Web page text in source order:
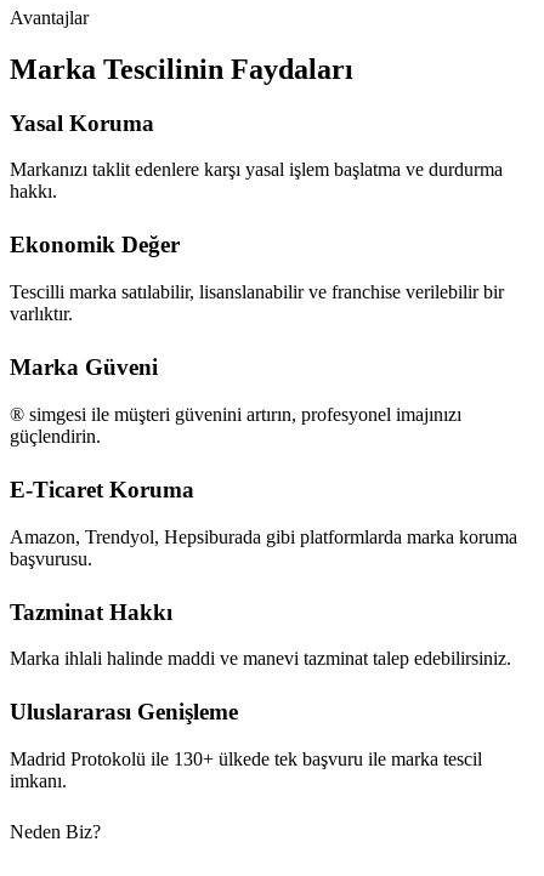
Avantajlar
Marka Tescilinin Faydaları
Yasal Koruma
Markanızı taklit edenlere karşı yasal işlem başlatma ve durdurma
hakkı.
Ekonomik Değer
Tescilli marka satılabilir, lisanslanabilir ve franchise verilebilir bir
varlıktır.
Marka Güveni
® simgesi ile müşteri güvenini artırın, profesyonel imajınızı
güçlendirin.
E-Ticaret Koruma
Amazon, Trendyol, Hepsiburada gibi platformlarda marka koruma
başvurusu.
Tazminat Hakkı
Marka ihlali halinde maddi ve manevi tazminat talep edebilirsiniz.
Uluslararası Genişleme
Madrid Protokolü ile 130+ ülkede tek başvuru ile marka tescil
imkanı.
Neden Biz?